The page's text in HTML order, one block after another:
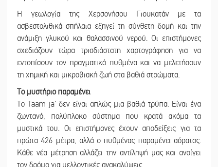
Η γεωλογία της Χερσονήσου Γιουκατάν με τα
ασβεστολιθικά σπήλαια εξηγεί τη σύνθετη δομή και την
ανάμιξη γλυκού και θαλασσινού νερού. Οι επιστήμονες
σχεδιάζουν τώρα τρισδιάστατη χαρτογράφηση για να
εντοπίσουν τον πραγματικό πυθμένα και να μελετήσουν
τη χημική και μικροβιακή ζωή στα βαθιά στρώματα.
Το μυστήριο παραμένει
Το Taam ja’ δεν είναι απλώς μια βαθιά τρύπα. Είναι ένα
ζωντανό, πολύπλοκο σύστημα που κρατά ακόμα τα
μυστικά του. Οι επιστήμονες έχουν αποδείξεις για τα
πρώτα 426 μέτρα, αλλά ο πυθμένας παραμένει αόρατος.
Κάθε νέα μέτρηση αλλάζει την αντίληψή μας και ανοίγει